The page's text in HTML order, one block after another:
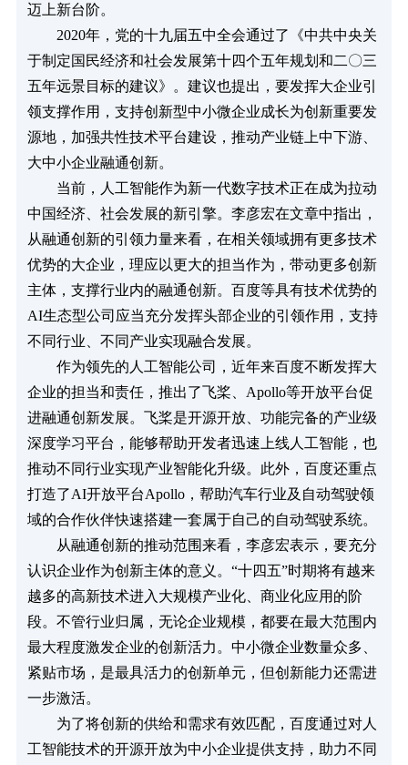
迈上新台阶。
2020年，党的十九届五中全会通过了《中共中央关
于制定国民经济和社会发展第十四个五年规划和二〇三
五年远景目标的建议》。建议也提出，要发挥大企业引
领支撑作用，支持创新型中小微企业成长为创新重要发
源地，加强共性技术平台建设，推动产业链上中下游、
大中小企业融通创新。
当前，人工智能作为新一代数字技术正在成为拉动
中国经济、社会发展的新引擎。李彦宏在文章中指出，
从融通创新的引领力量来看，在相关领域拥有更多技术
优势的大企业，理应以更大的担当作为，带动更多创新
主体，支撑行业内的融通创新。百度等具有技术优势的
AI生态型公司应当充分发挥头部企业的引领作用，支持
不同行业、不同产业实现融合发展。
作为领先的人工智能公司，近年来百度不断发挥大
企业的担当和责任，推出了飞桨、Apollo等开放平台促
进融通创新发展。飞桨是开源开放、功能完备的产业级
深度学习平台，能够帮助开发者迅速上线人工智能，也
推动不同行业实现产业智能化升级。此外，百度还重点
打造了AI开放平台Apollo，帮助汽车行业及自动驾驶领
域的合作伙伴快速搭建一套属于自己的自动驾驶系统。
从融通创新的推动范围来看，李彦宏表示，要充分
认识企业作为创新主体的意义。“十四五”时期将有越来
越多的高新技术进入大规模产业化、商业化应用的阶
段。不管行业归属，无论企业规模，都要在最大范围内
最大程度激发企业的创新活力。中小微企业数量众多、
紧贴市场，是最具活力的创新单元，但创新能力还需进
一步激活。
为了将创新的供给和需求有效匹配，百度通过对人
工智能技术的开源开放为中小企业提供支持，助力不同